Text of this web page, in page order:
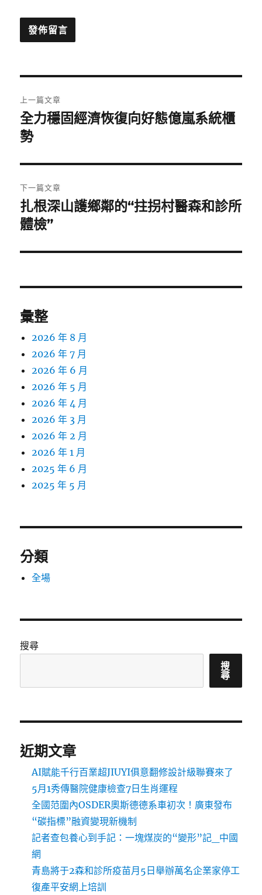
章
導
覽
上一篇文章
上
一
文
章:
全力穩固經濟恢復向好態億嵐系統櫃
勢
下一篇文章
下
一
文
扎根深山護鄉鄰的“拄拐村醫森和診所
體檢”
彙整
2026 年 8 月
2026 年 7 月
2026 年 6 月
2026 年 5 月
2026 年 4 月
2026 年 3 月
2026 年 2 月
2026 年 1 月
2025 年 6 月
2025 年 5 月
分類
全場
搜尋
搜
尋
近期文章
AI賦能千行百業超JIUYI俱意翻修設計級聯賽來了
5月1秀傳醫院健康檢查7日生肖運程
全國范圍內OSDER奧斯德德系車初次！廣東發布
“碳指標”融資變現新機制
記者查包養心到手記：一塊煤炭的“變形”記_中國
網
青島將于2森和診所疫苗月5日舉辦萬名企業家停工
復產平安網上培訓